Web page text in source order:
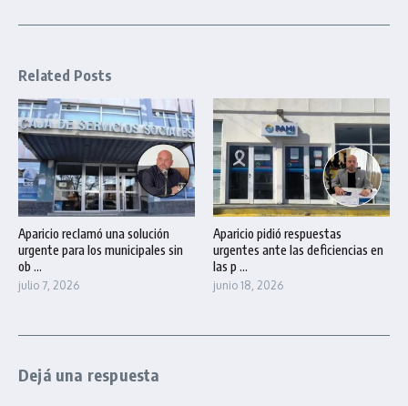
Related Posts
Aparicio reclamó una solución
urgente para los municipales sin
ob ...
julio 7, 2026
Aparicio pidió respuestas
urgentes ante las deficiencias en
las p ...
junio 18, 2026
Dejá una respuesta